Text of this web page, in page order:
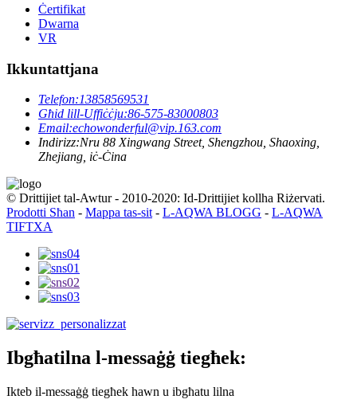
Ċertifikat
Dwarna
VR
Ikkuntattjana
Telefon:13858569531
Għid lill-Uffiċċju:86-575-83000803
Email:echowonderful@vip.163.com
Indirizz:Nru 88 Xingwang Street, Shengzhou, Shaoxing,
Zhejiang, iċ-Ċina
© Drittijiet tal-Awtur - 2010-2020: Id-Drittijiet kollha Riżervati.
Prodotti Sħan - Mappa tas-sit - L-AQWA BLOGG - L-AQWA
TIFTXA
Ibgħatilna l-messaġġ tiegħek:
Ikteb il-messaġġ tiegħek hawn u ibgħatu lilna